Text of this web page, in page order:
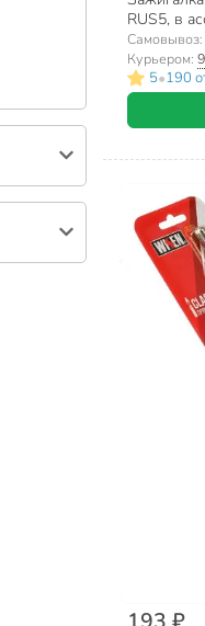
RUS5, в
Самовывоз:
Курьером:
5•190